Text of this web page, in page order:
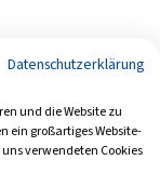
Datenschutzerklärung
und die Website zu
ein großartiges Website-
verwendeten Cookies